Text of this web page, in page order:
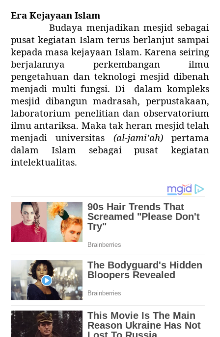
Era Kejayaan Islam
Budaya menjadikan mesjid sebagai
pusat kegiatan Islam terus berlanjut sampai
kepada masa kejayaan Islam. Karena seiring
berjalannya perkembangan ilmu
pengetahuan dan teknologi mesjid dibenah
menjadi multi fungsi. Di
dalam kompleks
mesjid dibangun madrasah, perpustakaan,
laboratorium penelitian dan observatorium
ilmu antariksa. Maka tak heran mesjid telah
menjadi universitas (al-jami’ah)pertama
dalam Islam sebagai pusat kegiatan
intelektualitas.